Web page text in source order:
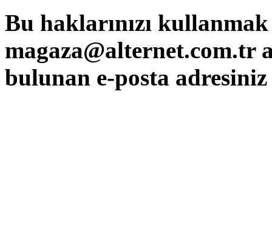
Bu haklarınızı
magaza@alternet.com.tr
bulunan e-posta